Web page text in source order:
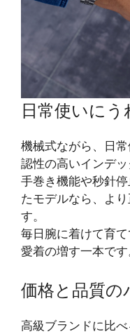
日常使いに
機械式ながら、日
認性の高いインデッ
手巻き機能や秒針
たモデルなら、よ
す。
毎日腕に着けて育
愛着の増す一本です
価格と品質の
高級ブランドに比